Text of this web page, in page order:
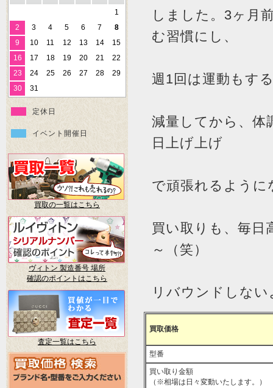
しました。3ヶ月
む習慣にし、
週1回は運動もす
減量してから、体
日上げ上げ
で頑張れるように
買い取りも、毎日
～（笑）
リバウンドしな
買取価格
型番
買い取り金額
（※相場は日々変動いたします。）
1
2
3 4 5 6 7
8
9
10 11 12 13 14
15
16
17 18 19 20 21
22
23
24 25 26 27 28
29
30
31
定休日
イベント開催日
買取の一覧はこちら
ヴィトン 製造番号 場所
確認のポイントはこちら
査定一覧はこちら